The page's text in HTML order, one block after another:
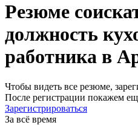
Резюме
должность
работника в
Чтобы видеть все резюме,
После регистрации покажем
Зарегистрироваться
За всё время